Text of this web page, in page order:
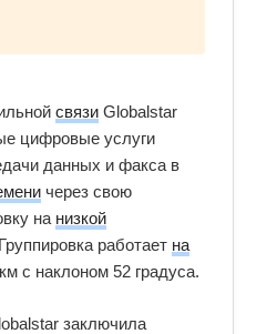
связи Globalstar
цифровые услуги
данных и факса в
через свою
на низкой
работает на
с наклоном 52 градуса.
заключила